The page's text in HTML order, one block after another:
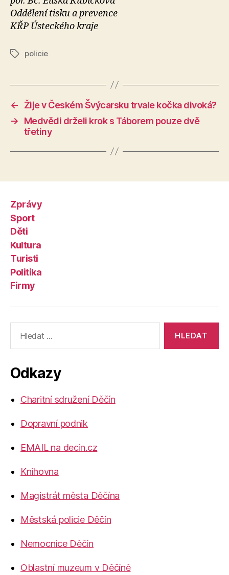
Oddělení tisku a prevence
KŘP Ústeckého kraje
Štítkypolicie
←
Žije v Českém Švýcarsku trvale kočka divoká?
→
Medvědi drželi krok s Táborem pouze dvě
třetiny
Zprávy
Sport
Děti
Kultura
Turisti
Politika
Firmy
vyhledávání:
Odkazy
Charitní sdružení Děčín
Dopravní podnik
EMAIL na decin.cz
Knihovna
Magistrát města Děčína
Městská policie Děčín
Nemocnice Děčín
Oblastní muzeum v Děčíně